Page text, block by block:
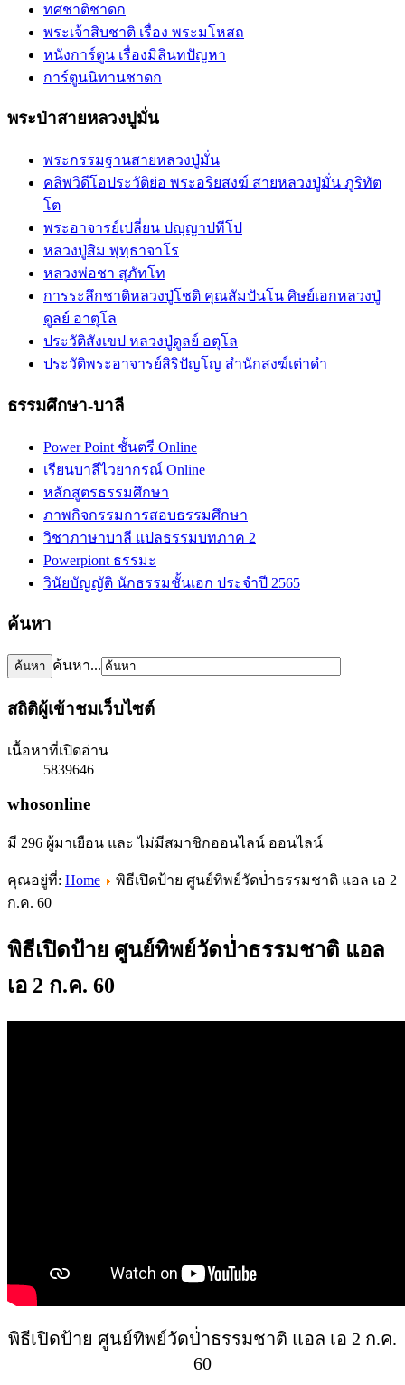
ทศชาติชาดก
พระเจ้าสิบชาติ เรื่อง พระมโหสถ
หนังการ์ตูน เรื่องมิลินทปัญหา
การ์ตูนนิทานชาดก
พระป่าสายหลวงปูมั่น
พระกรรมฐานสายหลวงปู่มั่น
คลิพวิดีโอประวัติย่อ พระอริยสงฆ์ สายหลวงปู่มั่น ภูริทัต
โต
พระอาจารย์เปลี่ยน ปญฺญาปทีโป
หลวงปู่สิม พุทฺธาจาโร
หลวงพ่อชา สุภัทโท
การระลึกชาติหลวงปู่โชติ คุณสัมปันโน ศิษย์เอกหลวงปู่
ดูลย์ อาตุโล
ประวัติสังเขป หลวงปู่ดูลย์ อตุโล
ประวัติ​พระ​อาจารย์​สิริ​ปัญโญ​ สำนัก​สงฆ์​เต่าดำ​
ธรรมศึกษา-บาลี
Power Point ชั้นตรี Online
เรียนบาลีไวยากรณ์ Online
หลักสูตรธรรมศึกษา
ภาพกิจกรรมการสอบธรรมศึกษา
วิชาภาษาบาลี แปลธรรมบทภาค 2
Powerpiont ธรรมะ
วินัยบัญญัติ นักธรรมชั้นเอก ประจำปี 2565
ค้นหา
ค้นหา...
สถิติผู้เข้าชมเว็บไซต์
เนื้อหาที่เปิดอ่าน
5839646
whosonline
มี 296 ผู้มาเยือน และ ไม่มีสมาชิกออนไลน์ ออนไลน์
คุณอยู่ที่: Home
พิธีเปิดป้าย ศูนย์ทิพย์วัดป่่าธรรมชาติ แอล เอ 2
ก.ค. 60
พิธีเปิดป้าย ศูนย์ทิพย์วัดป่่าธรรมชาติ แอล
เอ 2 ก.ค. 60
พิธีเปิดป้าย ศูนย์ทิพย์วัดป่่าธรรมชาติ แอล เอ 2 ก.ค.
60